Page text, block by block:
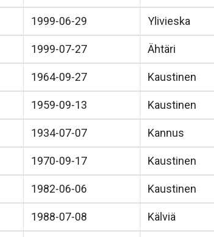
1999-06-29 Ylivieska
1999-07-27 Ähtäri
1964-09-27 Kaustinen
1959-09-13 Kaustinen
1934-07-07 Kannus
1970-09-17 Kaustinen
1982-06-06 Kaustinen
1988-07-08 Kälviä